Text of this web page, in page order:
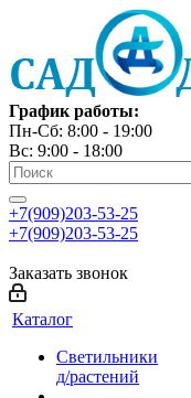
График работы:
Пн-Сб: 8:00 - 19:00
Вс: 9:00 - 18:00
+7(909)203-53-25
+7(909)203-53-25
Заказать звонок
Каталог
Светильники
д/растений